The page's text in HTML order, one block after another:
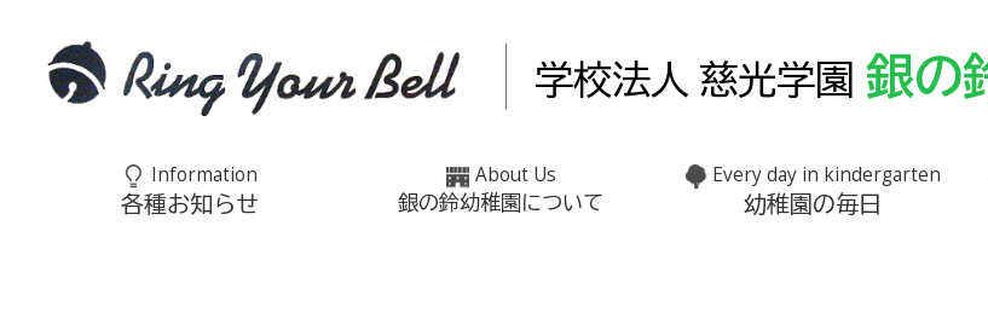
学校法人 慈光学園 銀の
Information
各種お知らせ
About Us
銀の鈴幼稚園について
Every day in kindergarten
幼稚園の毎日